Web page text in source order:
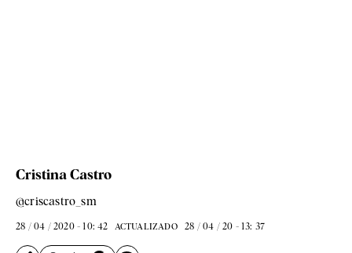
Cristina Castro
@criscastro_sm
28 / 04 / 2020 - 10: 42 ACTUALIZADO 28 / 04 / 20 - 13: 37